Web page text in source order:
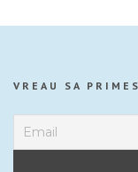
VREAU SA